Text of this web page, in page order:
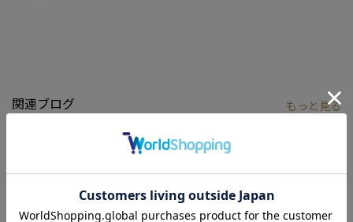
関連ブログ もっと 見る